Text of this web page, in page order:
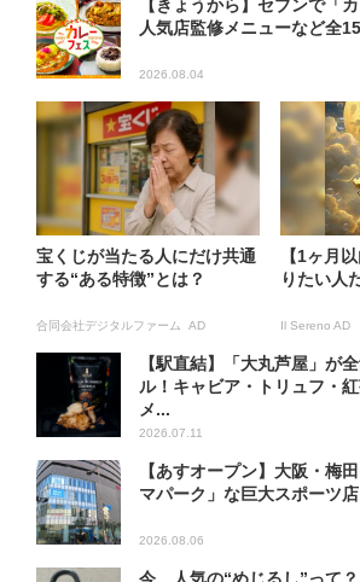
【きょうから】セブンで「
人気店監修メニューなど全
2026.08.04
宝くじが当たる人にだけ共通
する“ある特徴”とは？
合同会社デジタルファーム AD
【1ヶ月
りたい人
Il Sereno AD
【駅直結】「大丸芦屋」が
ル！キャビア・トリュフ・
メ...
2026.07.11
【あすオープン】大阪・梅
マパーク」な巨大スポーツ
2026.08.06